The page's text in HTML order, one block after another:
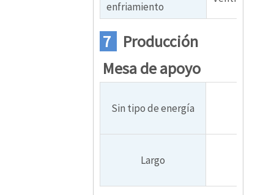
enfriamiento
7
Producción
Mesa de apoyo
Sin tipo de energía
Largo